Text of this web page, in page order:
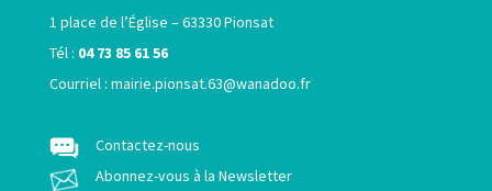
1 place de l’Église – 63330 Pionsat
Tél : 04 73 85 61 56
Courriel : mairie.pionsat.63@wanadoo.fr
Contactez-nous
Abonnez-vous à la Newsletter